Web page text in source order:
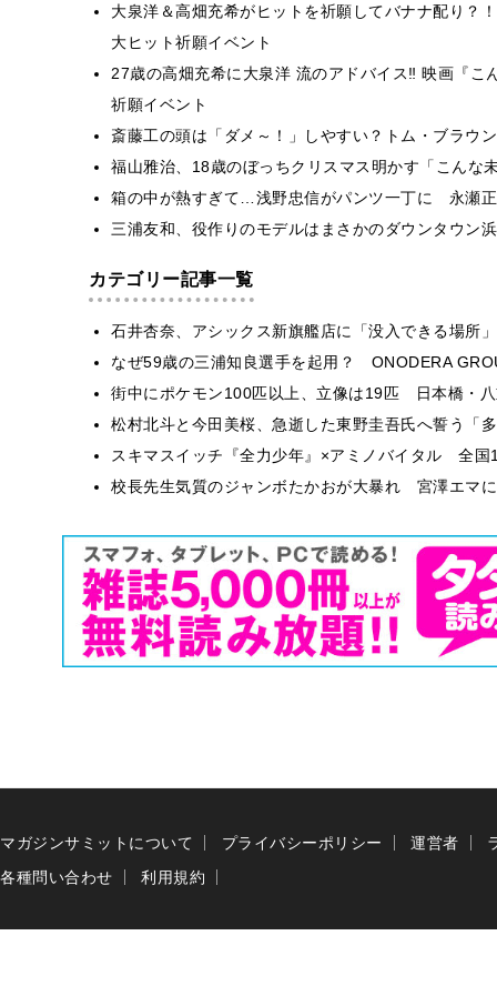
大泉洋＆高畑充希がヒットを祈願してバナナ配り？
大ヒット祈願イベント
27歳の高畑充希に大泉洋 流のアドバイス‼ 映画『
祈願イベント
斎藤工の頭は「ダメ～！」しやすい？トム・ブラウ
福山雅治、18歳のぼっちクリスマス明かす「こんな
箱の中が熱すぎて…浅野忠信がパンツ一丁に 永瀬
三浦友和、役作りのモデルはまさかのダウンタウン
カテゴリー記事一覧
石井杏奈、アシックス新旗艦店に「没入できる場所
なぜ59歳の三浦知良選手を起用？ ONODERA
街中にポケモン100匹以上、立像は19匹 日本橋・
松村北斗と今田美桜、急逝した東野圭吾氏へ誓う「
スキマスイッチ『全力少年』×アミノバイタル 全国
校長先生気質のジャンボたかおが大暴れ 宮澤エマ
マガジンサミットについて プライバシーポリシー 運営者
各種問い合わせ
利用規約